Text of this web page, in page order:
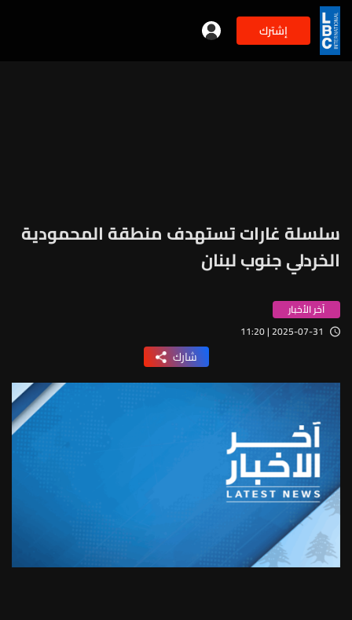
إشترك
سلسلة غارات تستهدف منطقة المحمودية
الخردلي جنوب لبنان
آخر الأخبار
2025-07-31 | 11:20
شارك